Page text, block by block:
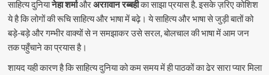
साहित्य दुनियानेहा शर्माऔरअरग़वान रब्बहीका साझा प्रयास है. इसके ज़रिए कोशिश
ये है कि लोगों की रूचि साहित्य और भाषा में बढ़े। ये साहित्य और भाषा से जुड़ी बातों को
बड़े-बड़े और गम्भीर वाक्यों से न समझाकर उसे सरल, बोलचाल की भाषा में आम जन
तक पहुँचाने का प्रयास है।
शायद यही कारण है कि साहित्य दुनिया को कम समय में ही पाठकों का ढेर सारा प्यार मिला